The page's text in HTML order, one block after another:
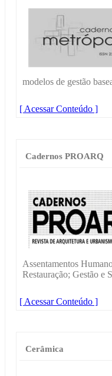
modelos de gestão
[ Acessar Conteúdo ]
Cadernos PROARQ
Assentamentos
Restauração; Gestão e
[ Acessar Conteúdo ]
Cerâmica